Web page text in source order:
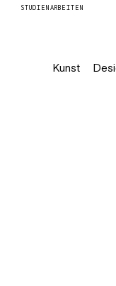
STUDIENARBEITEN
Kunst